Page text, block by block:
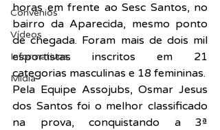
Convênios
Vídeos
Informativos
Midia
horas em frente ao Sesc Santos, no
bairro da Aparecida, mesmo ponto
de chegada. Foram mais de dois mil
esportistas inscritos em 21
categorias masculinas e 18 femininas.
Pela Equipe Assojubs, Osmar Jesus
dos Santos foi o melhor classificado
na prova, conquistando a 3ª